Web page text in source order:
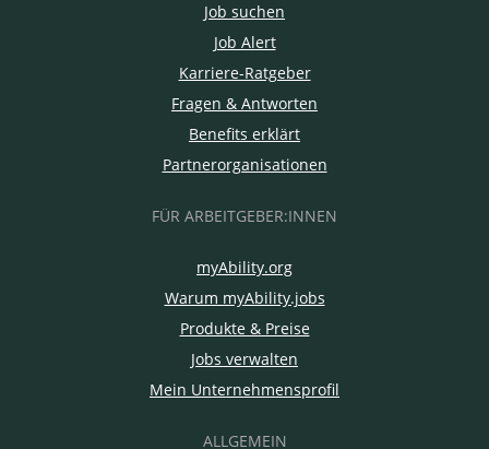
Job suchen
Job Alert
Karriere-Ratgeber
Fragen & Antworten
Benefits erklärt
Partnerorganisationen
FÜR ARBEITGEBER:INNEN
myAbility.org
Warum myAbility.jobs
Produkte & Preise
Jobs verwalten
Mein Unternehmensprofil
ALLGEMEIN